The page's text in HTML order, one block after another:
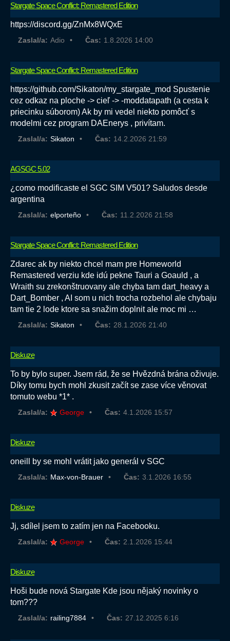
Stargate Space Conflict: Remastered Edition
https://discord.gg/ZnMx8WQxE
Zaslal/a: Adio Čas: 1.8.2026 14:00
Stargate Space Conflict: Remastered Edition
https://github.com/Sikaton/my_stargate_mod Spustenie
cez odkaz na ploche -> cieľ -> -moddatapath (a cesta k
priecinku súborom) Ak by mi vedel niekto pomôcť s
modelmi cez program DAEnerys , privítam.
Zaslal/a: Sikaton Čas: 14.2.2026 21:59
AGSGC 5.02
¿como modificaste el SGC SIM V501? Saludos desde
argentina
Zaslal/a: elporteño Čas: 11.2.2026 21:58
Stargate Space Conflict: Remastered Edition
Zdarec ak by niekto chcel mam pre Homeworld
Remastered verziu kde idú pekne Tauri a Goauld , a
Wraith su zrekonštruovany ale chyba tam dart_heavy a
Dart_Bomber , AI som u nich trocha rozbehol ale chybaju
tam tie 2 lode ktore sa snažim doplnit ale moc mi …
Zaslal/a: Sikaton Čas: 28.1.2026 21:40
Diskuze
To by bylo super. Jsem rád, že se Hvězdná brána oživuje.
Díky tomu bych mohl zkusit začít se zase více věnovat
tomuto webu *1* .
Zaslal/a: George Čas: 4.1.2026 15:57
Diskuze
oneill by se mohl vrátit jako generál v SGC
Zaslal/a: Max-von-Brauer Čas: 3.1.2026 16:55
Diskuze
Jj, sdílel jsem to zatím jen na Facebooku.
Zaslal/a: George Čas: 2.1.2026 15:44
Diskuze
Hoši bude nová Stargate Kde jsou nějaký novinky o
tom???
Zaslal/a: railing7884 Čas: 27.12.2025 6:16